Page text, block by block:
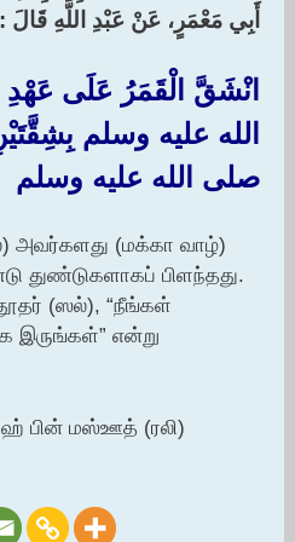
أَبِي مَعْمَرٍ، عَنْ عَبْدِ اللَّهِ قَالَ :‏
انْشَقَّ الْقَمَرُ عَلَى
الله عليه وسلم
صلى الله عليه وسلم
அவர்களது (மக்கா வாழ்)
துண்டுகளாகப் பிளந்தது.
(ஸல்), “நீங்கள்
இருங்கள்” என்று
பின் மஸ்ஊத் (ரலி)